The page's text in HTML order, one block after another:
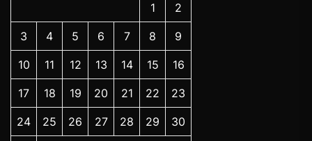
1
2
3 4 5 6 7 8 9
10 11 12 13 14 15 16
17 18 19 20 21 22 23
24 25 26 27 28 29 30